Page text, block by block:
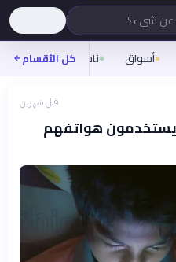
عن شيء؟
أسواق ناس روح
كل الأقسام
قبل شهرين
يستخدمون هواتفهم